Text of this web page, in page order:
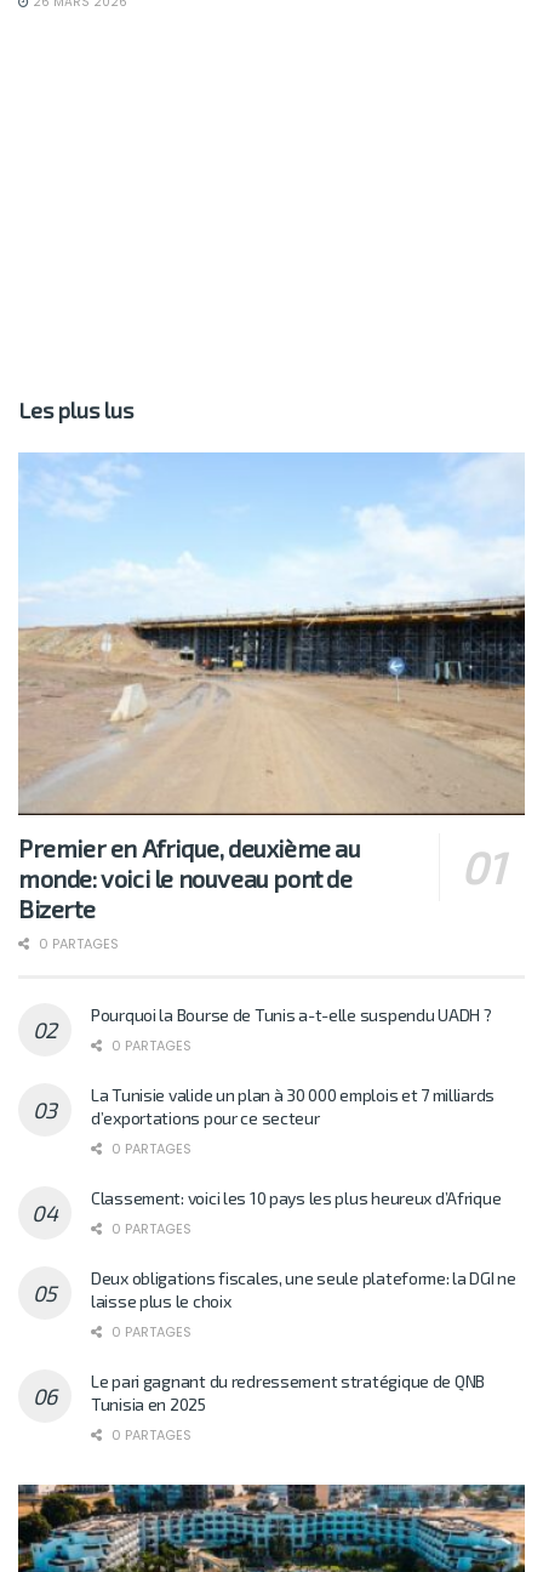
Les plus lus
Premier en Afrique, deuxième au
monde: voici le nouveau pont de
Bizerte
0 PARTAGES
Pourquoi la Bourse de Tunis a-t-elle suspendu UADH ?
0 PARTAGES
La Tunisie valide un plan à 30 000 emplois et 7 milliards
d’exportations pour ce secteur
0 PARTAGES
Classement: voici les 10 pays les plus heureux d’Afrique
0 PARTAGES
Deux obligations fiscales, une seule plateforme: la DGI ne
laisse plus le choix
0 PARTAGES
Le pari gagnant du redressement stratégique de QNB
Tunisia en 2025
0 PARTAGES